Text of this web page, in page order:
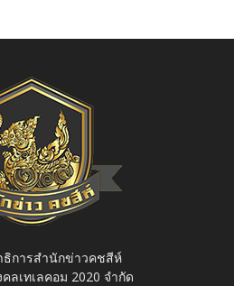
ธิการสำนักข่าวคชสีห์
ลเทเลคอม 2020 จำกัด